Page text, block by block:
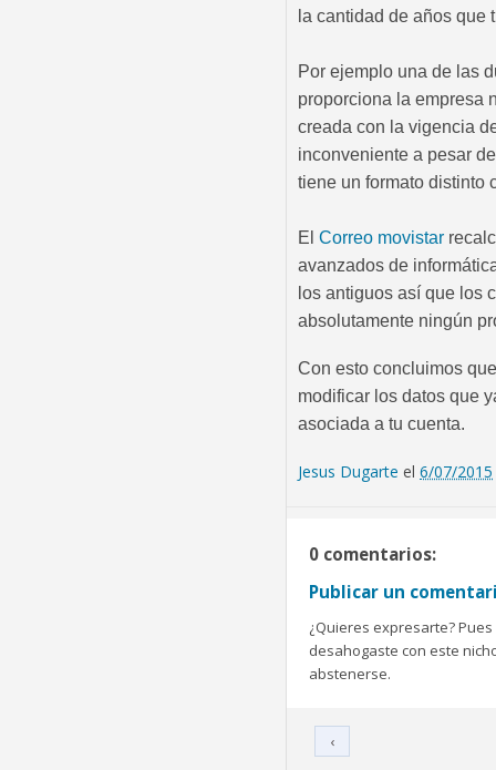
la cantidad de años que
Por ejemplo una de las
proporciona la empresa
creada con la vigencia
inconveniente a pesar
tiene un formato distinto
El Correo movistar
avanzados de
los antiguos así que los
absolutamente ningún
Con esto concluimos
modificar los datos que
asociada a tu cuenta.
Jesus Dugarte el 6/07/2015
0 comentarios:
Publicar un
¿Quieres expresarte?
desahogaste con este
abstenerse.
‹